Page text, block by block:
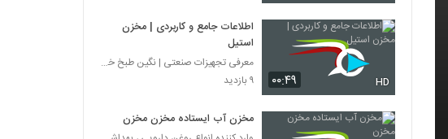
۰۰:۴۹ HD
اطلاعات جامع و کاربردی | مخزن
استیل
معرفی تجهیزات صنعتی | نگین طبخ خاورمیانه
۹ بازدید
مخزن آب ایستاده مخزن مخزن